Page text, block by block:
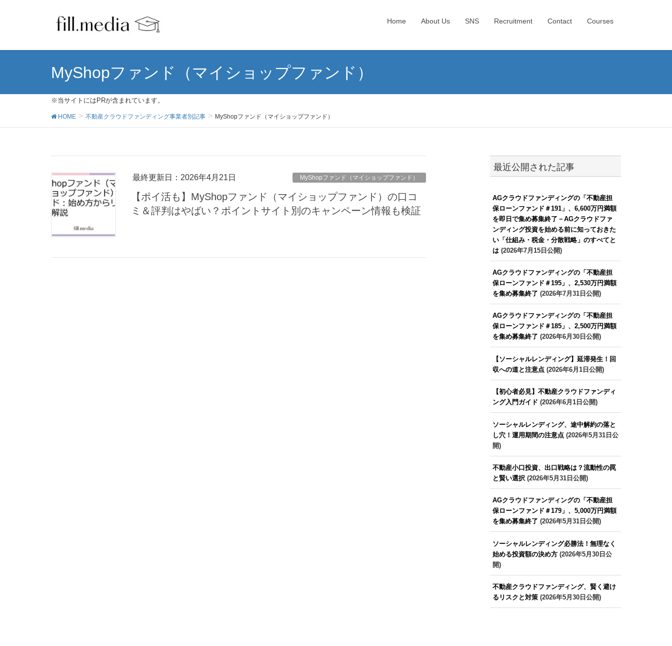
Home About Us SNS Recruitment Contact Courses
MyShopファンド（マイショップファンド）
※当サイトにはPRが含まれています。
HOME 不動産クラウドファンディング事業者別記事 MyShopファンド（マイショップファンド）
最終更新日：2026年4月21日 MyShopファンド（マイショップファンド）
【ポイ活も】MyShopファンド（マイショップファンド）の口コ
ミ＆評判はやばい？ポイントサイト別のキャンペーン情報も検証
最近公開された記事
AGクラウドファンディングの「不動産担
保ローンファンド＃191」、6,600万円満額
を即日で集め募集終了－AGクラウドファ
ンディング投資を始める前に知っておきた
い「仕組み・税金・分散戦略」のすべてと
は(2026年7月15日公開)
AGクラウドファンディングの「不動産担
保ローンファンド＃195」、2,530万円満額
を集め募集終了 (2026年7月31日公開)
AGクラウドファンディングの「不動産担
保ローンファンド＃185」、2,500万円満額
を集め募集終了 (2026年6月30日公開)
【ソーシャルレンディング】延滞発生！回
収への道と注意点(2026年6月1日公開)
【初心者必見】不動産クラウドファンディ
ング入門ガイド (2026年6月1日公開)
ソーシャルレンディング、途中解約の落と
し穴！運用期間の注意点(2026年5月31日公
開)
不動産小口投資、出口戦略は？流動性の罠
と賢い選択(2026年5月31日公開)
AGクラウドファンディングの「不動産担
保ローンファンド＃179」、5,000万円満額
を集め募集終了 (2026年5月31日公開)
ソーシャルレンディング必勝法！無理なく
始める投資額の決め方(2026年5月30日公
開)
不動産クラウドファンディング、賢く避け
るリスクと対策(2026年5月30日公開)